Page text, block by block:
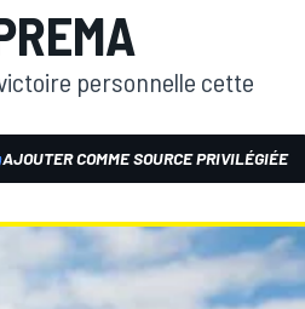
personnelle cette
AJOUTER COMME SOURCE PRIVILÉGIÉE